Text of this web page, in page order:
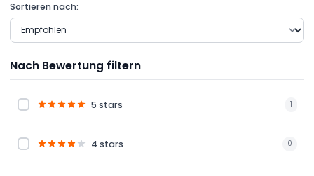
Sortieren nach:
Nach Bewertung filtern
5 stars 1
4 stars 0